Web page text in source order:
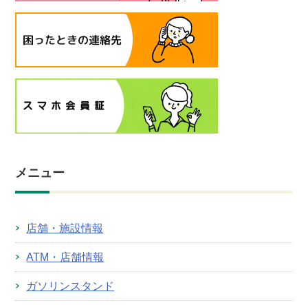
メニュー
店舗・施設情報
ATM・店舗情報
ガソリンスタンド